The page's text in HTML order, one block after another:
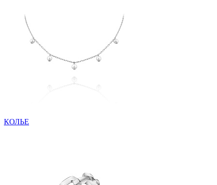
КОЛЬЕ